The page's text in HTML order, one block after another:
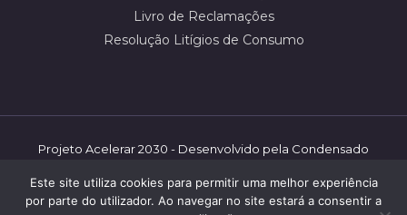
Livro de Reclamações
Resolução Litígios de Consumo
Projeto Acelerar 2030 - Desenvolvido pela Condensado
direitos reservados.
Este site utiliza cookies para permitir uma melhor experiência
por parte do utilizador. Ao navegar no site estará a consentir a